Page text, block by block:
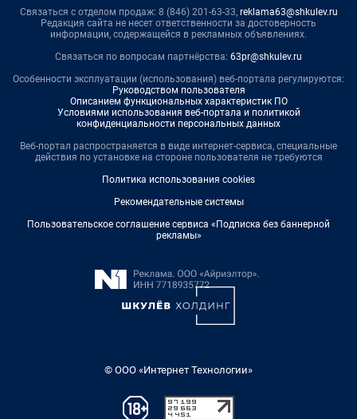
Связаться с отделом продаж: 8 (846) 201-63-33, reklama63@shkulev.ru
Редакция сайта не несет ответственности за достоверность
информации, содержащейся в рекламных объявлениях.
Связаться по вопросам партнёрства: 63pr@shkulev.ru
Особенности эксплуатации (использования) веб-портала регулируются:
Руководством пользователя
Описанием функциональных характеристик ПО
Условиями использования веб-портала и политикой
конфиденциальности персональных данных
Веб-портал распространяется в виде интернет-сервиса, специальные
действия по установке на стороне пользователя не требуются
Политика использования cookies
Рекомендательные системы
Пользовательское соглашение сервиса «Подписка без баннерной
рекламы»
© ООО «Интернет Технологии»